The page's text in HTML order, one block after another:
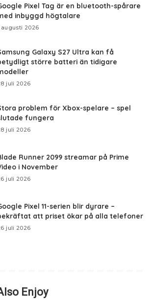
Pixel Tag är en bluetooth-spårare
inbyggd högtalare
augusti 2026
Galaxy S27 Ultra kan få
större batteri än tidigare
juli 2026
problem för Xbox-spelare – spel
fungera
juli 2026
Runner 2099 streamar på Prime
i November
juli 2026
Pixel 11-serien blir dyrare –
att priset ökar på alla telefoner
juli 2026
Enjoy